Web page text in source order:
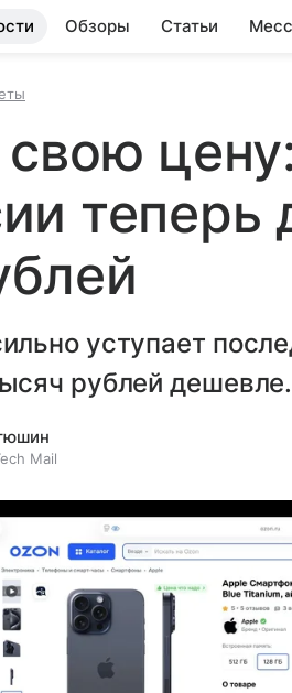
Обзоры Статьи
свою
уступает
рублей дешевле.
Mail